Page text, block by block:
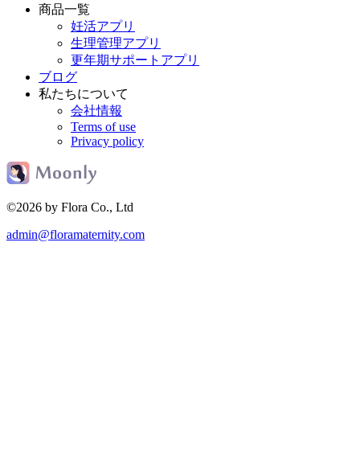
商品一覧
妊活アプリ
生理管理アプリ
更年期サポートアプリ
ブログ
私たちについて
会社情報
Terms of use
Privacy policy
©2026 by Flora Co., Ltd
admin@floramaternity.com